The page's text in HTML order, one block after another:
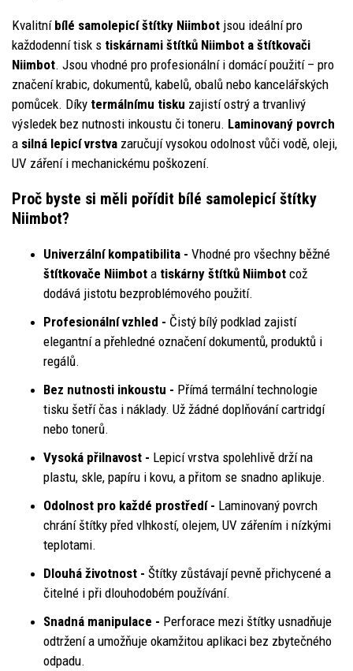
Kvalitní bílé samolepicí štítky Niimbot jsou ideální pro
každodenní tisk s tiskárnami štítků Niimbot a štítkovači
Niimbot. Jsou vhodné pro profesionální i domácí použití – pro
značení krabic, dokumentů, kabelů, obalů nebo kancelářských
pomůcek. Díky termálnímu tisku zajistí ostrý a trvanlivý
výsledek bez nutnosti inkoustu či toneru. Laminovaný povrch
a silná lepicí vrstva zaručují vysokou odolnost vůči vodě, oleji,
UV záření i mechanickému poškození.
Proč byste si měli pořídit bílé samolepicí štítky
Niimbot?
Univerzální kompatibilita - Vhodné pro všechny běžné
štítkovače Niimbot a tiskárny štítků Niimbot což
dodává jistotu bezproblémového použití.
Profesionální vzhled - Čistý bílý podklad zajistí
elegantní a přehledné označení dokumentů, produktů i
regálů.
Bez nutnosti inkoustu - Přímá termální technologie
tisku šetří čas i náklady. Už žádné doplňování cartridgí
nebo tonerů.
Vysoká přilnavost - Lepicí vrstva spolehlivě drží na
plastu, skle, papíru i kovu, a přitom se snadno aplikuje.
Odolnost pro každé prostředí - Laminovaný povrch
chrání štítky před vlhkostí, olejem, UV zářením i nízkými
teplotami.
Dlouhá životnost - Štítky zůstávají pevně přichycené a
čitelné i při dlouhodobém používání.
Snadná manipulace - Perforace mezi štítky usnadňuje
odtržení a umožňuje okamžitou aplikaci bez zbytečného
odpadu.